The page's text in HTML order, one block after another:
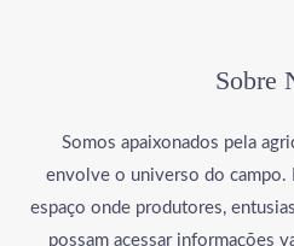
Sobre
Somos apaixonados pela
envolve o universo do
espaço onde produtores,
possam acessar informações